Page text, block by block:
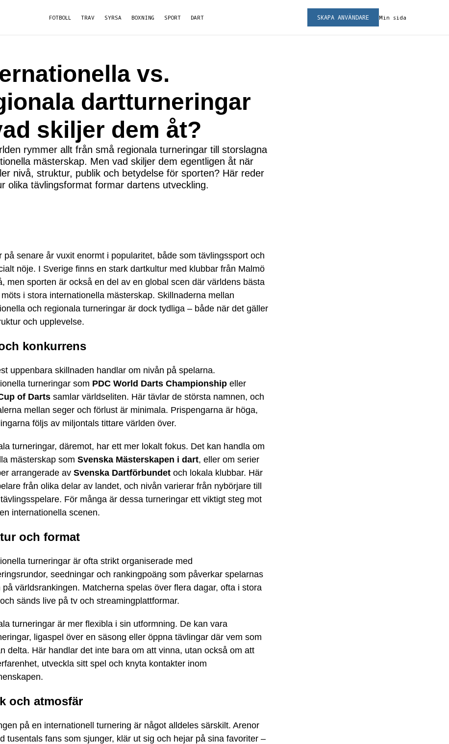
FOTBOLL TRAV SYRSA BOXNING SPORT DART Min sida
SKAPA ANVÄNDARE
vs.
dartturneringar
skiljer dem åt?
rymmer allt från små regionala turneringar till storslagna
mästerskap. Men vad skiljer dem egentligen åt när
nivå, struktur, publik och betydelse för sporten? Här reder
olika tävlingsformat formar dartens utveckling.
på senare år vuxit enormt i popularitet, både som tävlingssport och
nöje. I Sverige finns en stark dartkultur med klubbar från Malmö
men sporten är också en del av en global scen där världens bästa
i stora internationella mästerskap. Skillnaderna mellan
och regionala turneringar är dock tydliga – både när det gäller
och upplevelse.
konkurrens
uppenbara skillnaden handlar om nivån på spelarna.
turneringar som PDC World Darts Championship eller
of Darts samlar världseliten. Här tävlar de största namnen, och
mellan seger och förlust är minimala. Prispengarna är höga,
följs av miljontals tittare världen över.
turneringar, däremot, har ett mer lokalt fokus. Det kan handla om
mästerskap som Svenska Mästerskapen i dart, eller om serier
arrangerade av Svenska Dartförbundet och lokala klubbar. Här
från olika delar av landet, och nivån varierar från nybörjare till
För många är dessa turneringar ett viktigt steg mot
internationella scenen.
och format
turneringar är ofta strikt organiserade med
seedningar och rankingpoäng som påverkar spelarnas
på världsrankingen. Matcherna spelas över flera dagar, ofta i stora
sänds live på tv och streamingplattformar.
turneringar är mer flexibla i sin utformning. De kan vara
ligaspel över en säsong eller öppna tävlingar där vem som
delta. Här handlar det inte bara om att vinna, utan också om att
utveckla sitt spel och knyta kontakter inom
och atmosfär
på en internationell turnering är något alldeles särskilt. Arenor
tusentals fans som sjunger, klär ut sig och hejar på sina favoriter –